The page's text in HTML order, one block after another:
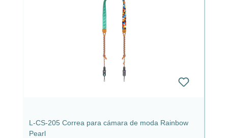
L-CS-205 Correa para cámara de moda Rainbow
Pearl